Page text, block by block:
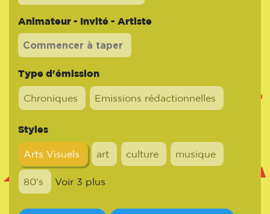
Animateur - Invité - Artiste
Type d'émission
Chroniques Emissions rédactionnelles
Styles
Arts Visuels art culture musique
80's Voir 3 plus